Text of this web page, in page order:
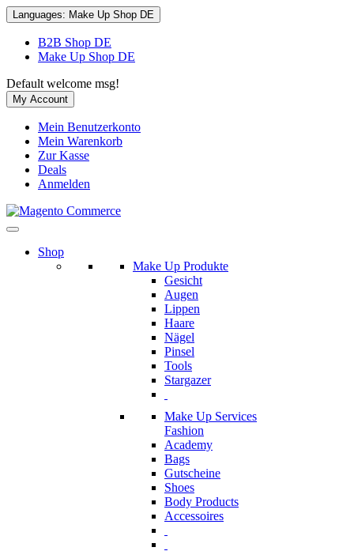
Languages: Make Up Shop DE
B2B Shop DE
Make Up Shop DE
Default welcome msg!
My Account
Mein Benutzerkonto
Mein Warenkorb
Zur Kasse
Deals
Anmelden
Shop
Make Up Produkte
Gesicht
Augen
Lippen
Haare
Nägel
Pinsel
Tools
Stargazer
Make Up Services
Fashion
Academy
Bags
Gutscheine
Shoes
Body Products
Accessoires